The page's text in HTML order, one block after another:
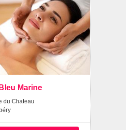
Marine
du Chateau